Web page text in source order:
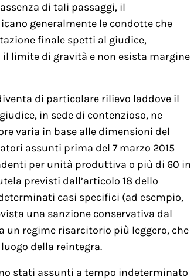
di tali passaggi, il
generalmente le condotte che
finale spetti al giudice,
limite di gravità e non esista margine
di particolare rilievo laddove il
in sede di contenzioso, ne
varia in base alle dimensioni del
assunti prima del 7 marzo 2015
per unità produttiva o più di 60 in
previsti dall’articolo 18 dello
casi specifici (ad esempio,
una sanzione conservativa dal
regime risarcitorio più leggero, che
della reintegra.
stati assunti a tempo indeterminato